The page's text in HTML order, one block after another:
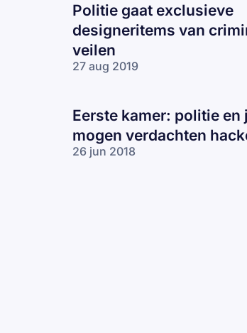
Politie gaat exclusieve
designeritems van
veilen
27 aug 2019
Eerste kamer: politie en
mogen verdachten
26 jun 2018